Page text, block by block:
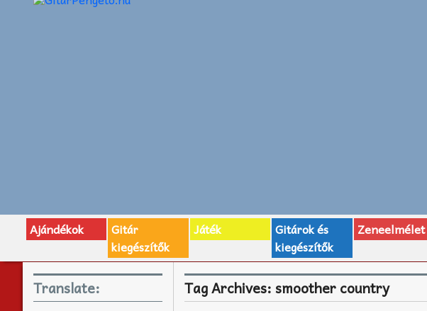
Ajándékok
Gitár
kiegészítők
Játék
Gitárok és
kiegészítők
Zeneelmélet
Tag Archives:smoother country
Translate: